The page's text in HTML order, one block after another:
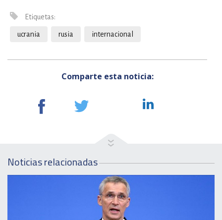
Etiquetas:
ucrania rusia internacional
Comparte esta noticia:
Noticias relacionadas